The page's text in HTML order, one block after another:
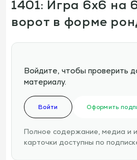
Отзывы
Политика конфиденциальности
Свяжитесь с нами
Телефон:
1401: Игра 6х6 на
ворот в форме
Войдите, чтобы проверить
материалу.
Войти Оформить
Полное содержание, медиа и
карточки доступны по